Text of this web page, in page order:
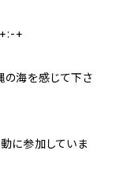
+
海を感じて下さ
に参加していま